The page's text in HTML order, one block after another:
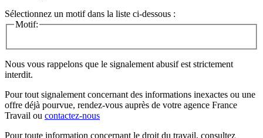
Sélectionnez un motif dans la liste ci-dessous :
Motif:
Nous vous rappelons que le signalement abusif est strictement
interdit.
Pour tout signalement concernant des informations inexactes ou une
offre déjà pourvue, rendez-vous auprès de votre agence France
Travail ou contactez-nous
Pour toute information concernant le droit du travail, consultez